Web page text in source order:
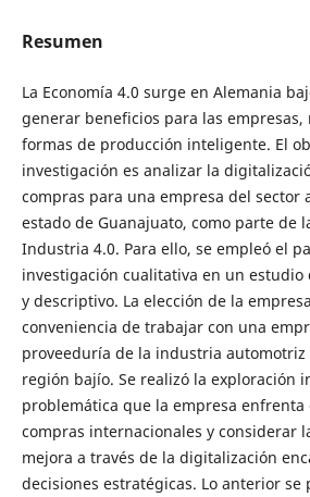
Resumen
La Economía 4.0 surge en Alemania
generar beneficios para las empresas,
formas de producción inteligente. El
investigación es analizar la
compras para una empresa del sector
estado de Guanajuato, como parte de
Industria 4.0. Para ello, se empleó el
investigación cualitativa en un estudio
y descriptivo. La elección de la
conveniencia de trabajar con una
proveeduría de la industria automotriz
región bajío. Se realizó la exploración
problemática que la empresa enfrenta
compras internacionales y considerar
mejora a través de la digitalización
decisiones estratégicas. Lo anterior se